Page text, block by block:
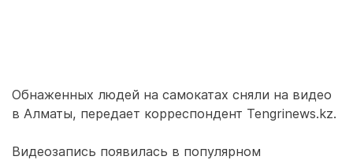
Обнаженных людей на самокатах сняли на видео
в Алматы, передает корреспондент Tengrinews.kz.
Видеозапись появилась в популярном